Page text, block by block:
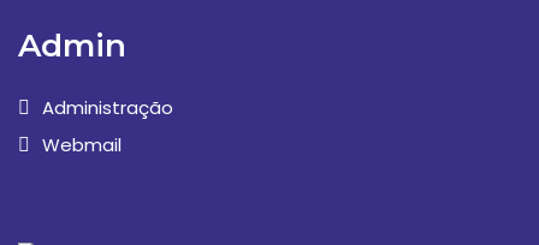
Admin
Administração
Webmail